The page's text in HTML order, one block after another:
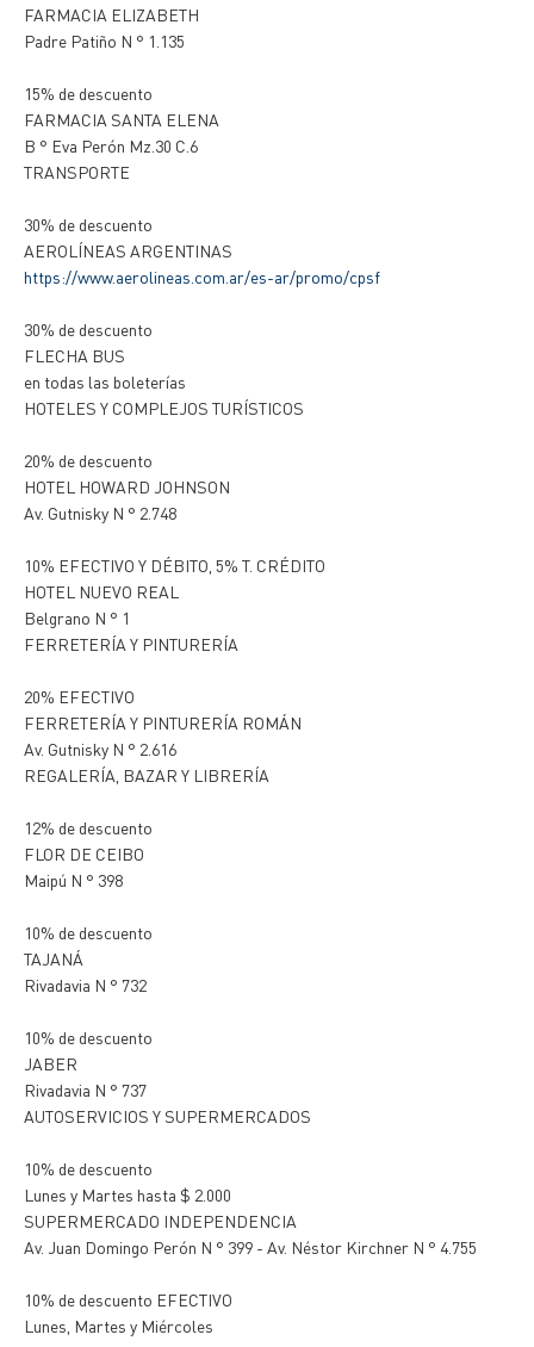
FARMACIA ELIZABETH
Padre Patiño N ° 1.135
15% de descuento
FARMACIA SANTA ELENA
B ° Eva Perón Mz.30 C.6
TRANSPORTE
30% de descuento
AEROLÍNEAS ARGENTINAS
https://www.aerolineas.com.ar/es-ar/promo/cpsf
30% de descuento
FLECHA BUS
en todas las boleterías
HOTELES Y COMPLEJOS TURÍSTICOS
20% de descuento
HOTEL HOWARD JOHNSON
Av. Gutnisky N ° 2.748
10% EFECTIVO Y DÉBITO, 5% T. CRÉDITO
HOTEL NUEVO REAL
Belgrano N ° 1
FERRETERÍA Y PINTURERÍA
20% EFECTIVO
FERRETERÍA Y PINTURERÍA ROMÁN
Av. Gutnisky N ° 2.616
REGALERÍA, BAZAR Y LIBRERÍA
12% de descuento
FLOR DE CEIBO
Maipú N ° 398
10% de descuento
TAJANÁ
Rivadavia N ° 732
10% de descuento
JABER
Rivadavia N ° 737
AUTOSERVICIOS Y SUPERMERCADOS
10% de descuento
Lunes y Martes hasta $ 2.000
SUPERMERCADO INDEPENDENCIA
Av. Juan Domingo Perón N ° 399 - Av. Néstor Kirchner N ° 4.755
10% de descuento EFECTIVO
Lunes, Martes y Miércoles